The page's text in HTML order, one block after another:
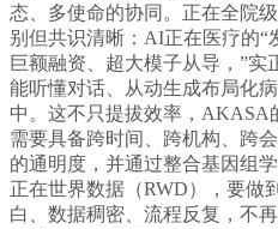
态、多使命的协同。正在全院
别但共识清晰：AI正在医疗的“
巨额融资、超大模子从导，”实
能听懂对话、从动生成布局化
中。这不只提拔效率，AKASA
需要具备跨时间、跨机构、跨
的通明度，并通过整合基因组
正在世界数据（RWD），要做
白、数据稠密、流程反复，不